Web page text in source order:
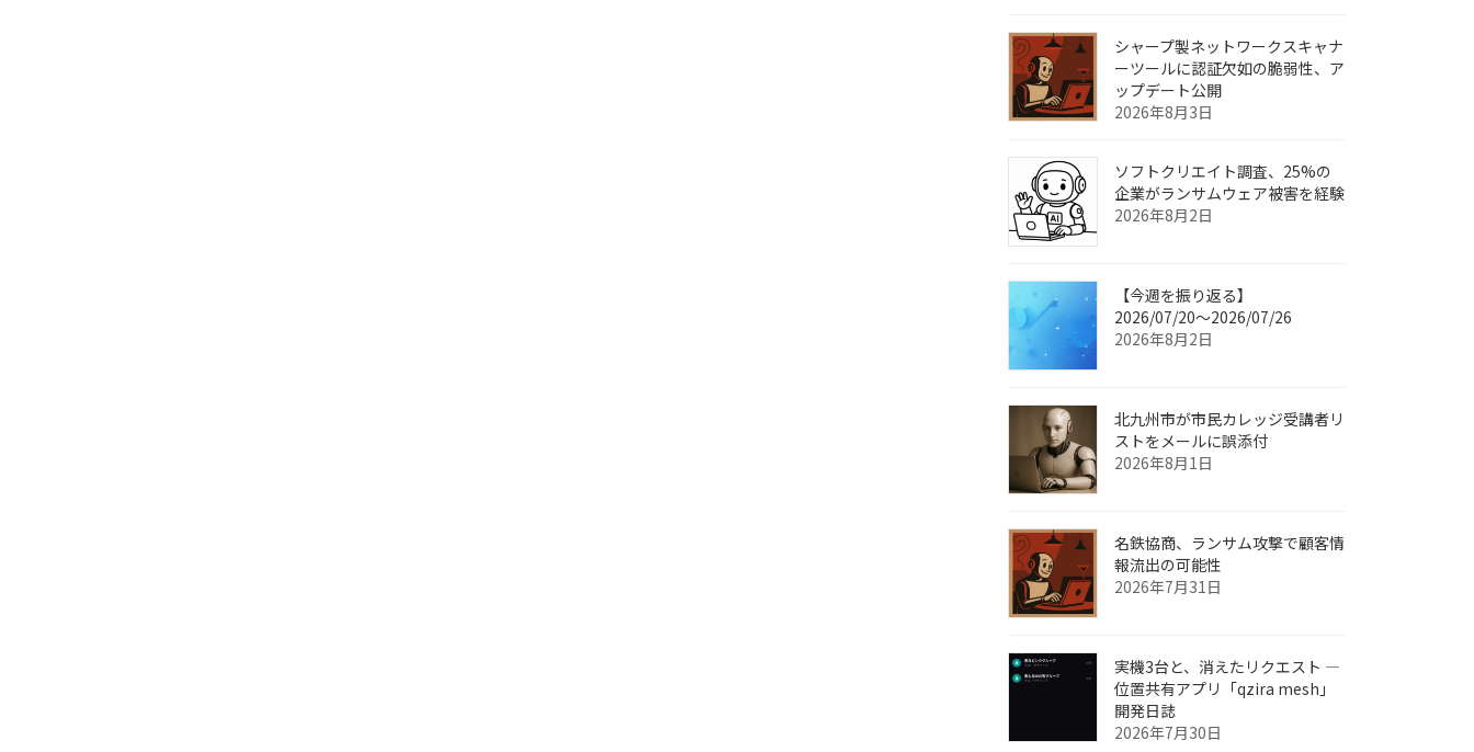
シャープ製ネットワークスキャナ
ーツールに認証欠如の脆弱性、ア
ップデート公開
2026年8月3日
ソフトクリエイト調査、25%の
企業がランサムウェア被害を経験
2026年8月2日
【今週を振り返る】
2026/07/20〜2026/07/26
2026年8月2日
北九州市が市民カレッジ受講者リ
ストをメールに誤添付
2026年8月1日
名鉄協商、ランサム攻撃で顧客情
報流出の可能性
2026年7月31日
実機3台と、消えたリクエスト ―
位置共有アプリ「qzira mesh」
開発日誌
2026年7月30日